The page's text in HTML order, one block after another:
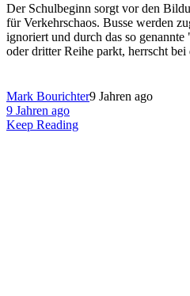
Der Schulbeginn sorgt vor den
für Verkehrschaos. Busse werden
ignoriert und durch das so
oder dritter Reihe parkt, herrscht bei
Mark Bourichter9 Jahren ago
9 Jahren ago
Keep Reading